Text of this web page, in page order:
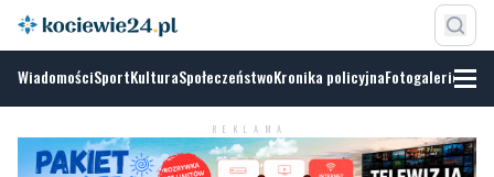
WiadomościSportKulturaSpołeczeństwoKronika policyjnaFotogalerie
REKLAMA
NGM